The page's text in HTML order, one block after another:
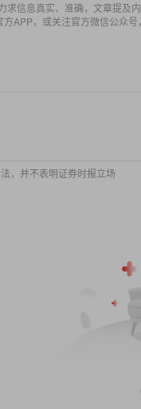
求信息真实、准确，文章提及
方APP，或关注官方微信公众
，并不表明证券时报立场